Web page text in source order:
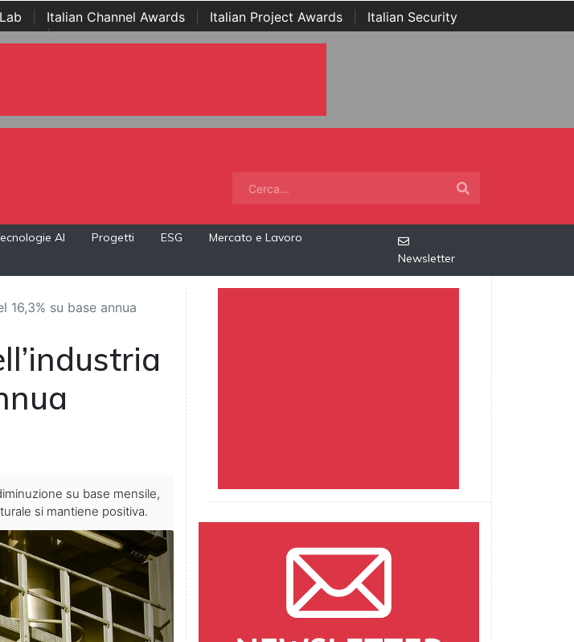
Italian Channel Awards Italian Project Awards
Italian Security
| ...
AI Progetti ESG
Mercato e Lavoro
Newsletter
su base annua
su base mensile,
si mantiene positiva.